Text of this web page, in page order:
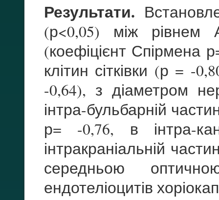
Результати.
(р<0,05) між
(коефіцієнт Спірмена
клітин сітківки (р = -
-0,64), з діаметром
інтра-бульбарній
р= -0,76, в інтра-
інтракраніальній
середньою
ендотеліоцитів